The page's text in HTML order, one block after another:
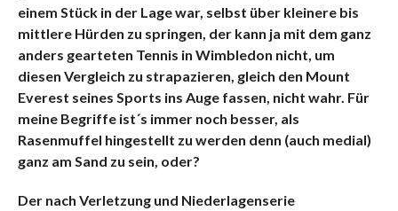
einem Stück in der Lage war, selbst über kleinere bis
mittlere Hürden zu springen, der kann ja mit dem ganz
anders gearteten Tennis in Wimbledon nicht, um
diesen Vergleich zu strapazieren, gleich den Mount
Everest seines Sports ins Auge fassen, nicht wahr. Für
meine Begriffe ist´s immer noch besser, als
Rasenmuffel hingestellt zu werden denn (auch medial)
ganz am Sand zu sein, oder?
Der nach Verletzung und Niederlagenserie